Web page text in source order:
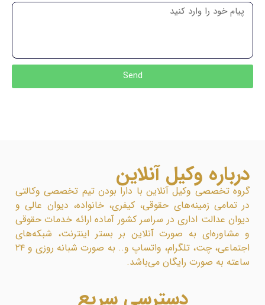
Send
درباره وکیل آنلاین
گروه تخصصی وکیل آنلاین با دارا بودن تیم تخصصی وکالتی
در تمامی زمینه‌های حقوقی، کیفری، خانواده، دیوان عالی و
دیوان عدالت اداری در سراسر کشور آماده ارائه خدمات حقوقی
و مشاوره‌ای به صورت آنلاین بر بستر اینترنت، شبکه‌های
اجتماعی، چت، تلگرام، واتساپ و.. به صورت شبانه روزی و ۲۴
ساعته به صورت رایگان می‌باشد.
دسترسی سریع